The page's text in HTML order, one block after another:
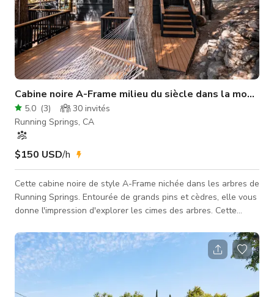
Cabine noire A-Frame milieu du siècle dans la montagne
5.0 (3) 30 invités
Running Springs, CA
$150 USD/h
Cette cabine noire de style A-Frame nichée dans les arbres de
Running Springs. Entourée de grands pins et cèdres, elle vous
donne l'impression d'explorer les cimes des arbres. Cette
en profiter encore plus. Vous êtes accueilli avec un style
moderne du milieu du siècle dans toute la maison qui vous
ramène à une époque dorée du design. Profitez de vous blottir
écoutez de la